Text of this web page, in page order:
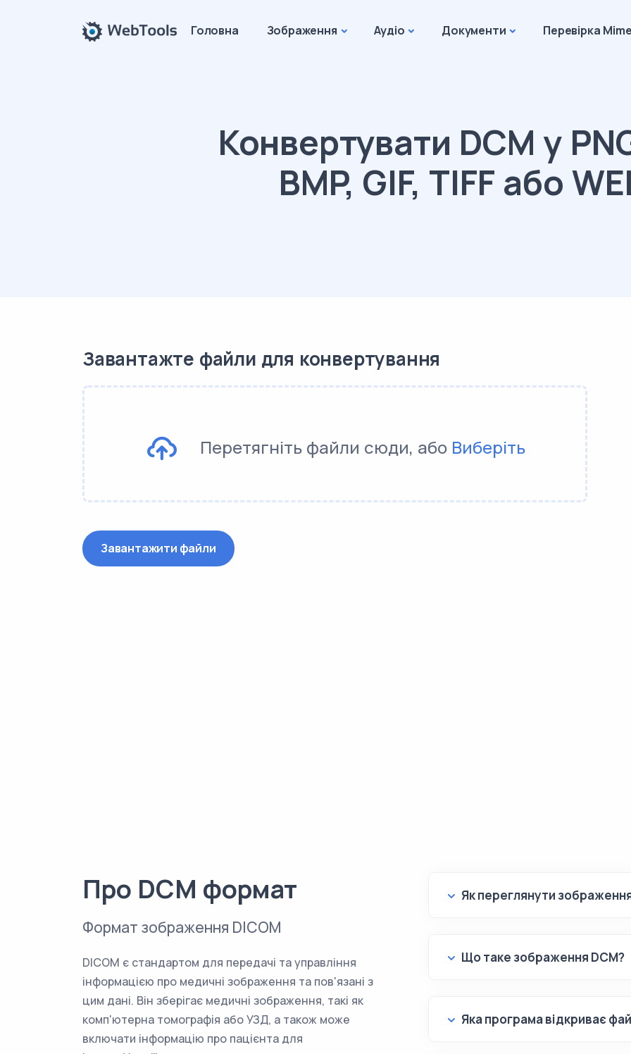
Головна Зображення Аудіо Документи Перевірка
Конвертувати DCM у
BMP, GIF, TIFF або
Завантажте файли для конвертування
Перетягніть файли сюди, або Виберіть
Про DCM формат
Формат зображення DICOM
DICOM є стандартом для передачі та управління
інформацією про медичні зображення та пов'язані з
цим дані. Він зберігає медичні зображення, такі як
комп'ютерна томографія або УЗД, а також може
включати інформацію про пацієнта для
Як переглянути
Що таке зображення DCM?
Яка програма відкриває